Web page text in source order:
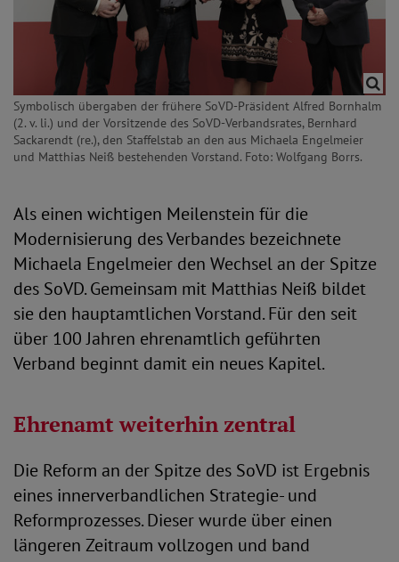
Symbolisch übergaben der frühere SoVD-Präsident Alfred Bornhalm
(2. v. li.) und der Vorsitzende des SoVD-Verbandsrates, Bernhard
Sackarendt (re.), den Staffelstab an den aus Michaela Engelmeier
und Matthias Neiß bestehenden Vorstand. Foto: Wolfgang Borrs.
Als einen wichtigen Meilenstein für die
Modernisierung des Verbandes bezeichnete
Michaela Engelmeier den Wechsel an der Spitze
des SoVD. Gemeinsam mit Matthias Neiß bildet
sie den hauptamtlichen Vorstand. Für den seit
über 100 Jahren ehrenamtlich geführten
Verband beginnt damit ein neues Kapitel.
Ehrenamt weiterhin zentral
Die Reform an der Spitze des SoVD ist Ergebnis
eines innerverbandlichen Strategie- und
Reformprozesses. Dieser wurde über einen
längeren Zeitraum vollzogen und band